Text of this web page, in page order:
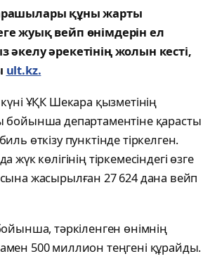
құны жарты
жуық вейп өнімдерін ел
әкелу әрекетінің жолын кесті,
ult.kz.
ҰҚК Шекара қызметінің
бойынша департаментіне қарасты
өткізу пунктінде тіркелген.
жүк көлігінің тіркемесіндегі өзге
жасырылған 27 624 дана вейп
тәркіленген өнімнің
500 миллион теңгені құрайды.